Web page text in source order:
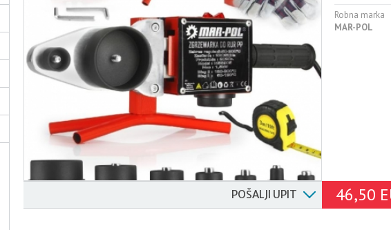
Robna marka
MAR-POL
POŠALJI UPIT 46,50